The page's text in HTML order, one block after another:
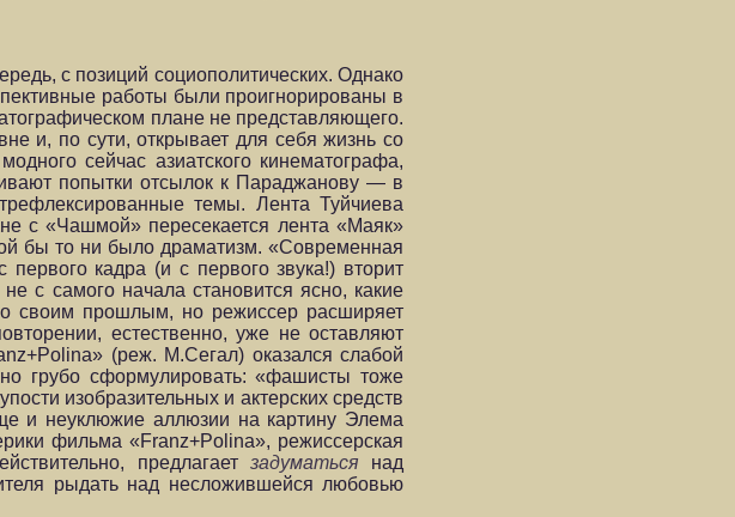
с позиций социополитических. Однако
работы были проигнорированы в
плане не представляющего.
и, по сути, открывает для себя жизнь со
сейчас азиатского кинематографа,
попытки отсылок к Параджанову — в
темы. Лента Туйчиева
с «Чашмой» пересекается лента «Маяк»
бы то ни было драматизм. «Современная
кадра (и с первого звука!) вторит
с самого начала становится ясно, какие
своим прошлым, но режиссер расширяет
естественно, уже не оставляют
(реж. М.Сегал) оказался слабой
грубо сформулировать: «фашисты тоже
изобразительных и актерских средств
и неуклюжие аллюзии на картину Элема
фильма «Franz+Polina», режиссерская
предлагает задуматься над
рыдать над несложившейся любовью